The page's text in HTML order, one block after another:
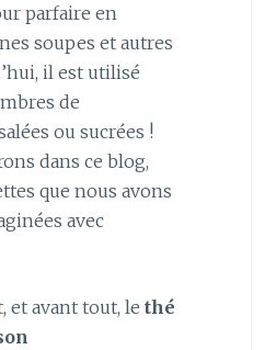
parfaire en
soupes et autres
il est utilisé
de
ou sucrées !
dans ce blog,
que nous avons
avec
et avant tout, le thé